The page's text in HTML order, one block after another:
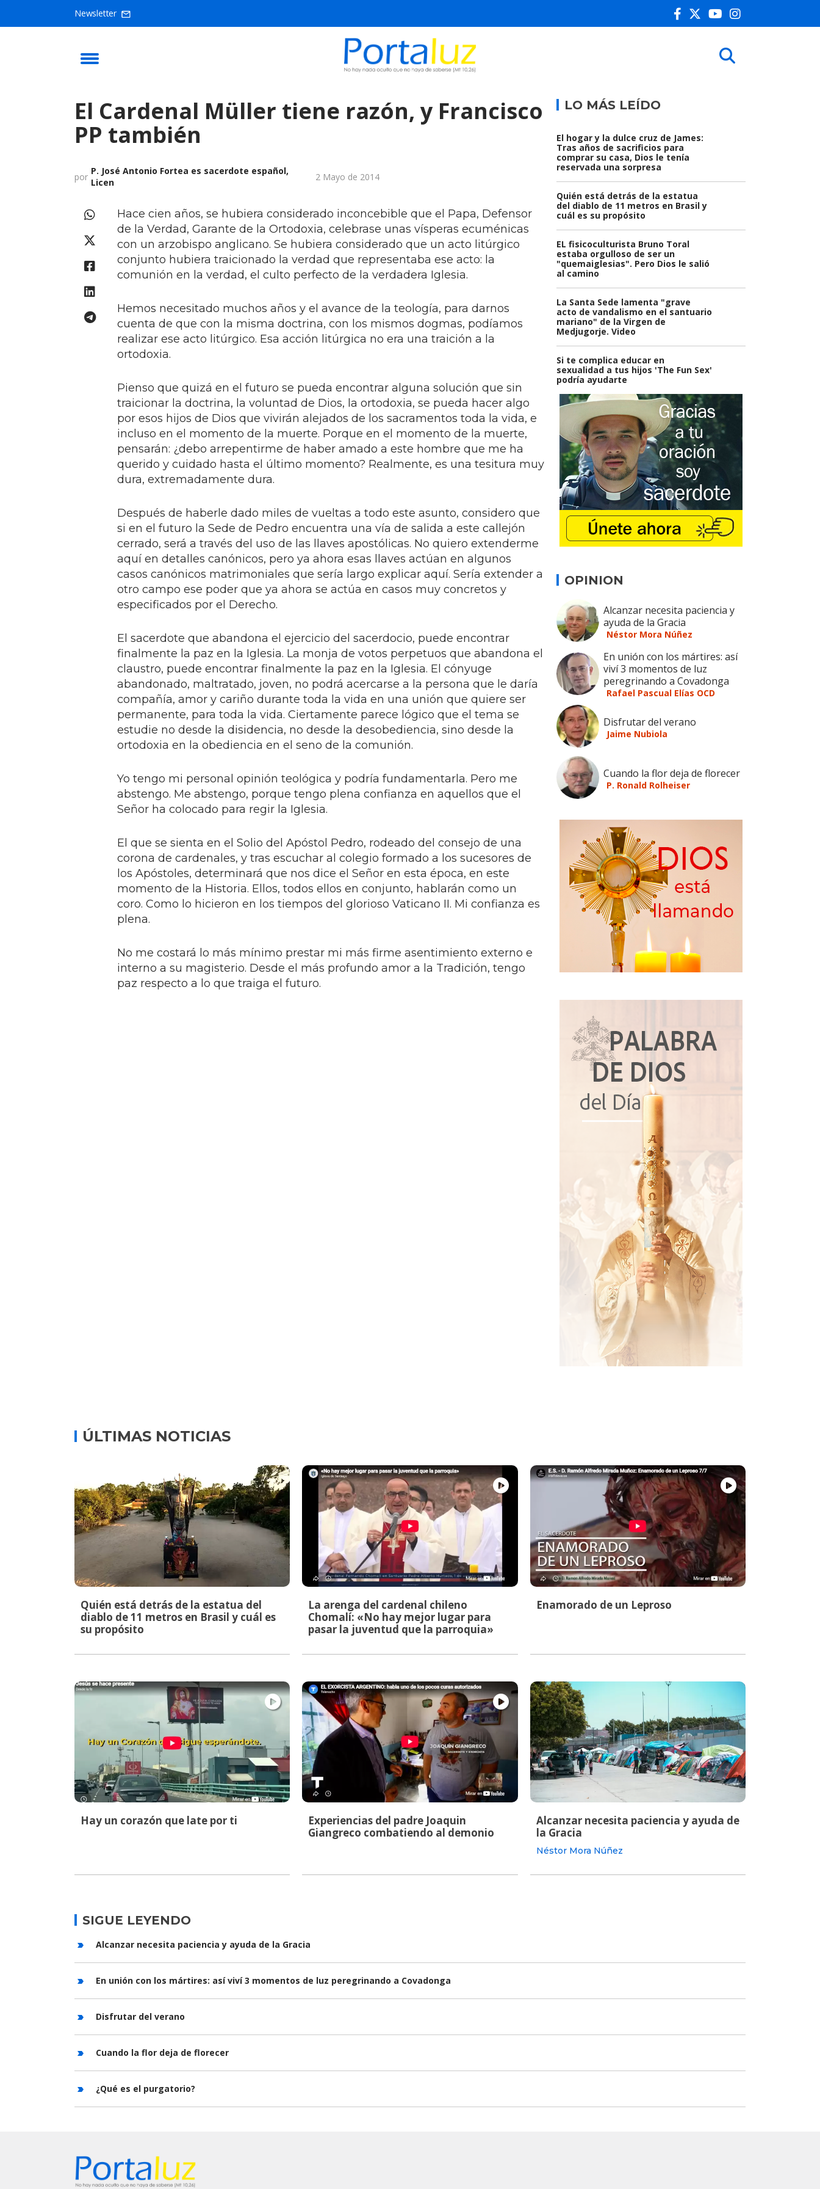
Newsletter
El Cardenal Müller tiene razón, y Francisco
PP también
por P. José Antonio Fortea es sacerdote español,
Licen
2 Mayo de 2014
Hace cien años, se hubiera considerado inconcebible que el Papa, Defensor
de la Verdad, Garante de la Ortodoxia, celebrase unas vísperas ecuménicas
con un arzobispo anglicano. Se hubiera considerado que un acto litúrgico
conjunto hubiera traicionado la verdad que representaba ese acto: la
comunión en la verdad, el culto perfecto de la verdadera Iglesia.
Hemos necesitado muchos años y el avance de la teología, para darnos
cuenta de que con la misma doctrina, con los mismos dogmas, podíamos
realizar ese acto litúrgico. Esa acción litúrgica no era una traición a la
ortodoxia.
Pienso que quizá en el futuro se pueda encontrar alguna solución que sin
traicionar la doctrina, la voluntad de Dios, la ortodoxia, se pueda hacer algo
por esos hijos de Dios que vivirán alejados de los sacramentos toda la vida, e
incluso en el momento de la muerte. Porque en el momento de la muerte,
pensarán: ¿debo arrepentirme de haber amado a este hombre que me ha
querido y cuidado hasta el último momento? Realmente, es una tesitura muy
dura, extremadamente dura.
Después de haberle dado miles de vueltas a todo este asunto, considero que
si en el futuro la Sede de Pedro encuentra una vía de salida a este callejón
cerrado, será a través del uso de las llaves apostólicas. No quiero extenderme
aquí en detalles canónicos, pero ya ahora esas llaves actúan en algunos
casos canónicos matrimoniales que sería largo explicar aquí. Sería extender a
otro campo ese poder que ya ahora se actúa en casos muy concretos y
especificados por el Derecho.
El sacerdote que abandona el ejercicio del sacerdocio, puede encontrar
finalmente la paz en la Iglesia. La monja de votos perpetuos que abandona el
claustro, puede encontrar finalmente la paz en la Iglesia. El cónyuge
abandonado, maltratado, joven, no podrá acercarse a la persona que le daría
compañía, amor y cariño durante toda la vida en una unión que quiere ser
permanente, para toda la vida. Ciertamente parece lógico que el tema se
estudie no desde la disidencia, no desde la desobediencia, sino desde la
ortodoxia en la obediencia en el seno de la comunión.
Yo tengo mi personal opinión teológica y podría fundamentarla. Pero me
abstengo. Me abstengo, porque tengo plena confianza en aquellos que el
Señor ha colocado para regir la Iglesia.
El que se sienta en el Solio del Apóstol Pedro, rodeado del consejo de una
corona de cardenales, y tras escuchar al colegio formado a los sucesores de
los Apóstoles, determinará que nos dice el Señor en esta época, en este
momento de la Historia. Ellos, todos ellos en conjunto, hablarán como un
coro. Como lo hicieron en los tiempos del glorioso Vaticano II. Mi confianza es
plena.
No me costará lo más mínimo prestar mi más firme asentimiento externo e
interno a su magisterio. Desde el más profundo amor a la Tradición, tengo
paz respecto a lo que traiga el futuro.
LO MÁS LEÍDO
El hogar y la dulce cruz de James:
Tras años de sacrificios para
comprar su casa, Dios le tenía
reservada una sorpresa
Quién está detrás de la estatua
del diablo de 11 metros en Brasil y
cuál es su propósito
EL fisicoculturista Bruno Toral
estaba orgulloso de ser un
"quemaiglesias". Pero Dios le salió
al camino
La Santa Sede lamenta "grave
acto de vandalismo en el santuario
mariano" de la Virgen de
Medjugorje. Video
Si te complica educar en
sexualidad a tus hijos 'The Fun Sex'
podría ayudarte
OPINION
Alcanzar necesita paciencia y
ayuda de la Gracia
Néstor Mora Núñez
En unión con los mártires: así
viví 3 momentos de luz
peregrinando a Covadonga
Rafael Pascual Elías OCD
Disfrutar del verano
Jaime Nubiola
Cuando la flor deja de florecer
P. Ronald Rolheiser
ÚLTIMAS NOTICIAS
Quién está detrás de la estatua del
diablo de 11 metros en Brasil y cuál es
su propósito
La arenga del cardenal chileno
Chomalí: «No hay mejor lugar para
pasar la juventud que la parroquia»
Enamorado de un Leproso
Hay un corazón que late por ti
Experiencias del padre Joaquin
Giangreco combatiendo al demonio
Alcanzar necesita paciencia y ayuda de
la Gracia
Néstor Mora Núñez
SIGUE LEYENDO
Alcanzar necesita paciencia y ayuda de la Gracia
En unión con los mártires: así viví 3 momentos de luz peregrinando a Covadonga
Disfrutar del verano
Cuando la flor deja de florecer
¿Qué es el purgatorio?